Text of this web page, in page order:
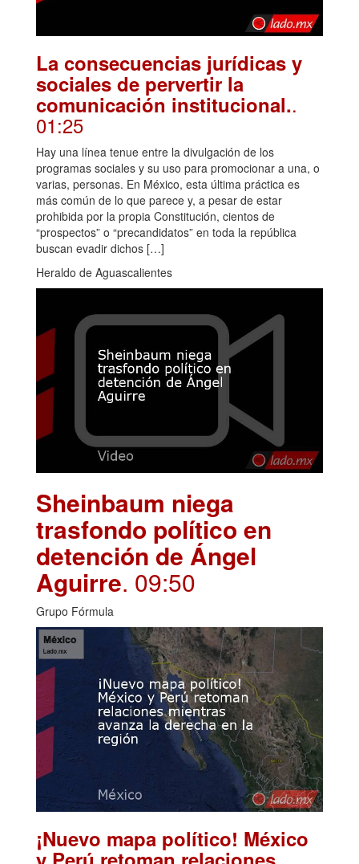
La consecuencias jurídicas y
sociales de pervertir la
comunicación institucional..
01:25
Hay una línea tenue entre la divulgación de los
programas sociales y su uso para promocionar a una, o
varias, personas. En México, esta última práctica es
más común de lo que parece y, a pesar de estar
prohibida por la propia Constitución, cientos de
“prospectos” o “precandidatos” en toda la república
buscan evadir dichos […]
Heraldo de Aguascalientes
Sheinbaum niega
trasfondo político en
detención de Ángel
Aguirre. 09:50
Grupo Fórmula
¡Nuevo mapa político! México